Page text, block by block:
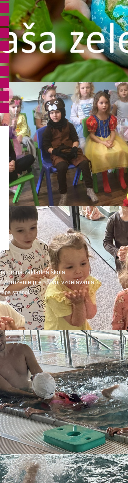
realizujeme akýkoľvek
naučiť sa využívať
použitie akéhokoľvek
o nové nápady a o
pomáham.
Časový harmonogram
Štvrtok
15.00 - 16.00
základná škola
Združenie pre rozvoj vzdelávania
stránok